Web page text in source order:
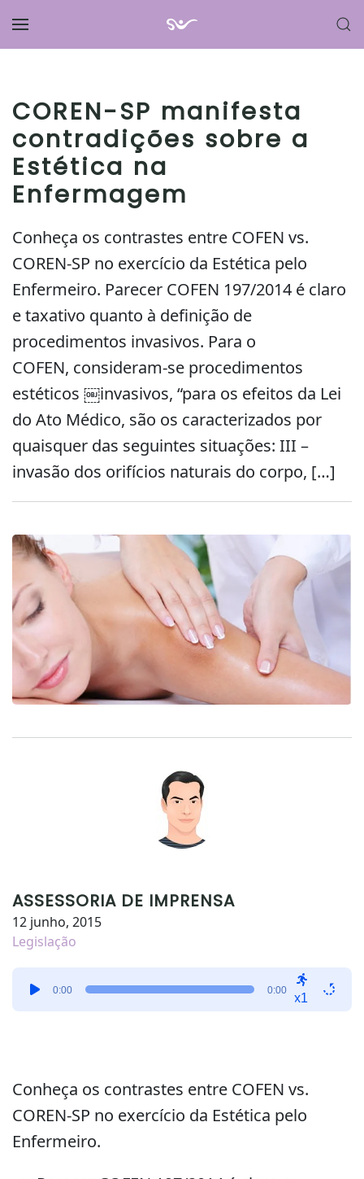
Skip to main content
COREN-SP manifesta
contradições sobre a
Estética na
Enfermagem
Conheça os contrastes entre COFEN vs.
COREN-SP no exercício da Estética pelo
Enfermeiro. Parecer COFEN 197/2014 é claro
e taxativo quanto à definição de
procedimentos invasivos. Para o
COFEN, consideram-se procedimentos
estéticos ￼invasivos, “para os efeitos da Lei
do Ato Médico, são os caracterizados por
quaisquer das seguintes situações: III –
invasão dos orifícios naturais do corpo, […]
ASSESSORIA DE IMPRENSA
12 junho, 2015
Legislação
0:00 0:00
x1
Conheça os contrastes entre COFEN vs.
COREN-SP no exercício da Estética pelo
Enfermeiro.